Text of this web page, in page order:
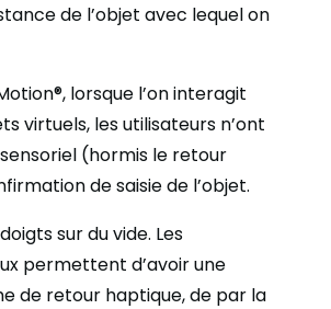
de l’objet avec lequel on
lorsque l’on interagit
virtuels, les utilisateurs n’ont
(hormis le retour
de saisie de l’objet.
sur du vide. Les
permettent d’avoir une
de retour haptique, de par la